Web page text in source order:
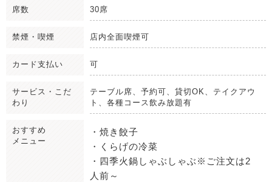
席数 30席
禁煙・喫煙 店内全面喫煙可
カード支払い 可
サービス・こだ
わり
テーブル席、予約可、貸切OK、テイクアウ
ト、各種コース飲み放題有
おすすめ
メニュー
・焼き餃子
・くらげの冷菜
・四季火鍋しゃぶしゃぶ※ご注文は2
人前～